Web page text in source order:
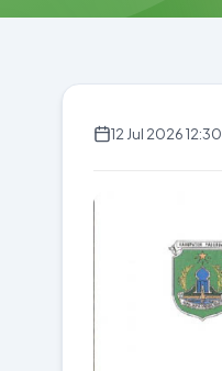
12 Jul 2026 12:30